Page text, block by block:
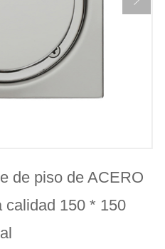
de piso de ACERO
calidad 150 * 150